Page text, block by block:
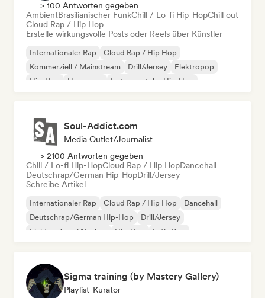
> 100 Antworten gegeben
AmbientBrasilianischer FunkChill / Lo-fi Hip-HopChill out
Cloud Rap / Hip Hop
Erstelle wirkungsvolle Posts oder Reels über Künstler
Internationaler Rap
Cloud Rap / Hip Hop
Kommerziell / Mainstream
Drill/Jersey
Elektropop
Hip-Hop
Hyperpop Instrumentaler Hip-Hop
Soul-Addict.com
Media Outlet/Journalist
> 2100 Antworten gegeben
Chill / Lo-fi Hip-HopCloud Rap / Hip HopDancehall
Deutschrap/German Hip-HopDrill/Jersey
Schreibe Artikel
Internationaler Rap Cloud Rap / Hip Hop
Dancehall
Deutschrap/German Hip-Hop
Drill/Jersey
Elektro-Jazz / Nu Jazz
Hip-Hop Latin Pop
Sigma training (by Mastery Gallery)
Playlist-Kurator